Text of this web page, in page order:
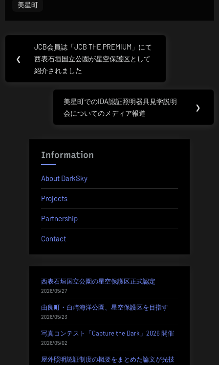
美星町
投
稿
ナ
❮
Previous
Post:
JCB会員誌「JCB THE PREMIUM」にて
西表石垣国立公園が星空保護区として
紹介されました
Next
Post:
美星町でのIDA認証照明器具見学説明
会についてのメディア報道
❯
Information
About DarkSky
Projects
Partnership
Contact
西表石垣国立公園の星空保護区正式認定
2026/05/27
由良町・白崎海洋公園、星空保護区を目指す
2026/05/23
写真コンテスト「Capture the Dark」2026 開催
2026/05/02
屋外照明認証制度の概要をまとめた論文が光技